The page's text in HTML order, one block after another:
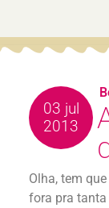
03 jul
2013
Olha, tem
fora pra tanta